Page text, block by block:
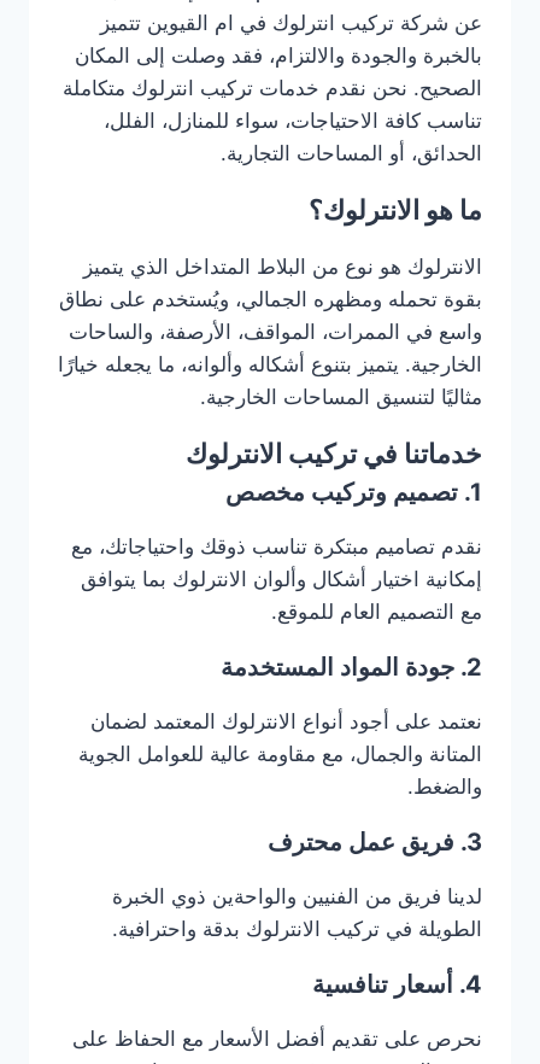
عن شركة تركيب انترلوك في ام القيوين تتميز
بالخبرة والجودة والالتزام، فقد وصلت إلى المكان
الصحيح. نحن نقدم خدمات تركيب انترلوك متكاملة
تناسب كافة الاحتياجات، سواء للمنازل، الفلل،
الحدائق، أو المساحات التجارية.
ما هو الانترلوك؟
الانترلوك هو نوع من البلاط المتداخل الذي يتميز
بقوة تحمله ومظهره الجمالي، ويُستخدم على نطاق
واسع في الممرات، المواقف، الأرصفة، والساحات
الخارجية. يتميز بتنوع أشكاله وألوانه، ما يجعله خيارًا
مثاليًا لتنسيق المساحات الخارجية.
خدماتنا في تركيب الانترلوك
1. تصميم وتركيب مخصص
نقدم تصاميم مبتكرة تناسب ذوقك واحتياجاتك، مع
إمكانية اختيار أشكال وألوان الانترلوك بما يتوافق
مع التصميم العام للموقع.
2. جودة المواد المستخدمة
نعتمد على أجود أنواع الانترلوك المعتمد لضمان
المتانة والجمال، مع مقاومة عالية للعوامل الجوية
والضغط.
3. فريق عمل محترف
لدينا فريق من الفنيين والواحةين ذوي الخبرة
الطويلة في تركيب الانترلوك بدقة واحترافية.
4. أسعار تنافسية
نحرص على تقديم أفضل الأسعار مع الحفاظ على